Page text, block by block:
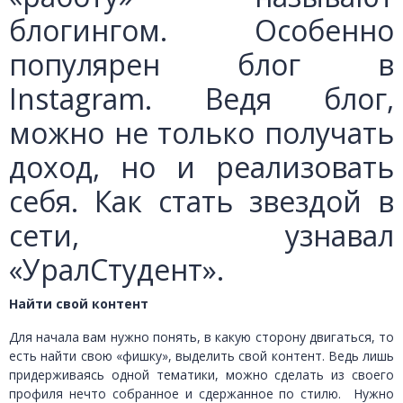
блогингом. Особенно
популярен блог в
Instagram. Ведя блог,
можно не только получать
доход, но и реализовать
себя. Как стать звездой в
сети, узнавал
«УралСтудент».
Найти свой контент
Для начала вам нужно понять, в какую сторону двигаться, то
есть найти свою «фишку», выделить свой контент. Ведь лишь
придерживаясь одной тематики, можно сделать из своего
профиля нечто собранное и сдержанное по стилю. Нужно